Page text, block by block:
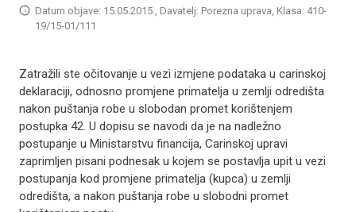
Datum objave: 15.05.2015., Davatelj: Porezna uprava, Klasa: 410-
19/15-01/111
Zatražili ste očitovanje u vezi izmjene podataka u carinskoj
deklaraciji, odnosno promjene primatelja u zemlji odredišta
nakon puštanja robe u slobodan promet korištenjem
postupka 42. U dopisu se navodi da je na nadležno
postupanje u Ministarstvu financija, Carinskoj upravi
zaprimljen pisani podnesak u kojem se postavlja upit u vezi
postupanja kod promjene primatelja (kupca) u zemlji
odredišta, a nakon puštanja robe u slobodni promet